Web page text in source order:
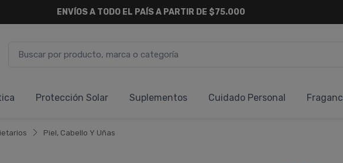
¡ HASTA 6 CUOTAS SIN INTERÉSY 18 CUOTAS FIJAS !
Protección Solar Suplementos Cuidado Personal
Piel, Cabello Y Uñas